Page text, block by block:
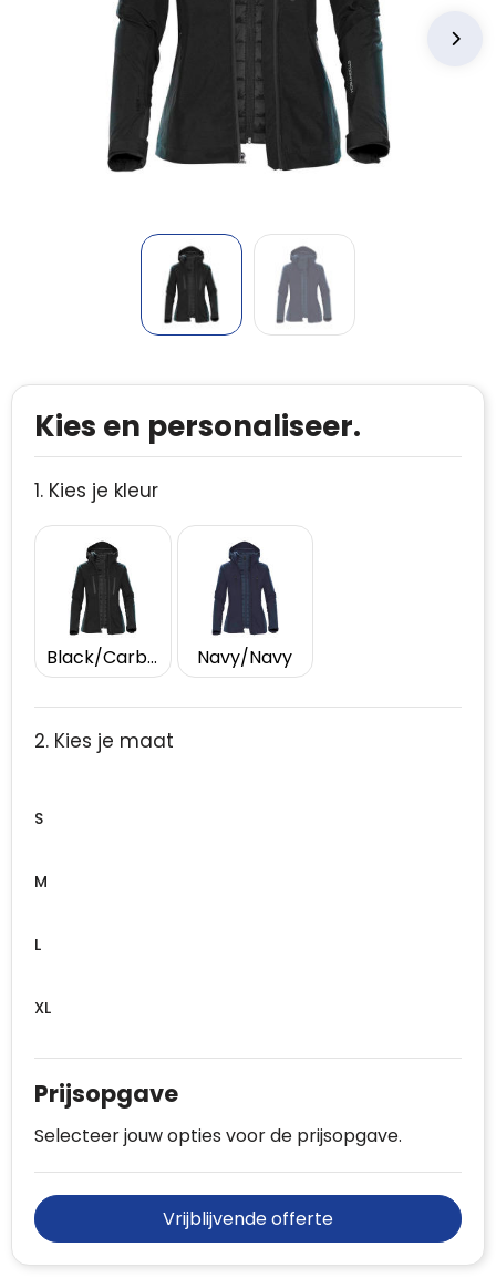
Kies en personaliseer.
1. Kies je kleur
Black/Carbon Navy/Navy
2. Kies je maat
S
M
L
XL
Prijsopgave
Selecteer jouw opties voor de prijsopgave.
Vrijblijvende offerte